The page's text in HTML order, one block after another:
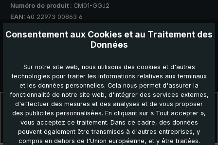
Numéro de produit : CM01-GGJ2
EAN: 40 22973 00863 6
Recommander ce produit :
Description
Pour hommes avec une bande décorative. Mât en bois de hêtre,
poignée en genêt avec base à racines.Ce parapluie canne « CM01-
Plus
Consentement aux Cookies et au Traitement des
Données
Sur notre site web, nous utilisons des cookies et d'autres
technologies pour traiter les informations relatives aux terminaux
et les données personnelles. Cela nous permet d'assurer la
fonctionnalité de notre site web, d'intégrer des services externes,
d'effectuer des mesures et des analyses et de vous proposer
des publicités personnalisées. En cliquant sur « Tout accepter »,
vous acceptez ce traitement. Dans ce cadre, des données
peuvent également être transmises à d'autres entreprises, y
compris en dehors de l'Union européenne, et y être traitées.